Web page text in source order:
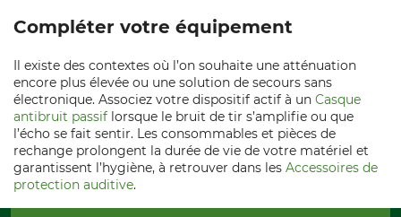
Compléter votre équipement
Il existe des contextes où l’on souhaite une atténuation
encore plus élevée ou une solution de secours sans
électronique. Associez votre dispositif actif à un Casque
antibruit passif lorsque le bruit de tir s’amplifie ou que
l’écho se fait sentir. Les consommables et pièces de
rechange prolongent la durée de vie de votre matériel et
garantissent l’hygiène, à retrouver dans les Accessoires de
protection auditive.